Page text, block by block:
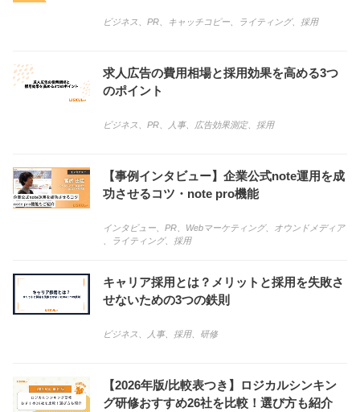
ビジネス PR キャッチコピー ライティング、 採用
求人広告の費用相場と採用効果を高める3つ
のポイント
ビジネス PR 人事、 広告効果測定、 採用
【事例インタビュー】企業公式note運用を成
功させるコツ・note pro機能
インタビュー PR Webマーケティング、
オウンドメディア
ライティング、 採用
キャリア採用とは？メリットと採用を失敗さ
せないための3つの鉄則
ビジネス 人事、 採用、 研修
【2026年版/比較表つき】ロジカルシンキン
グ研修おすすめ26社を比較！選び方も紹介